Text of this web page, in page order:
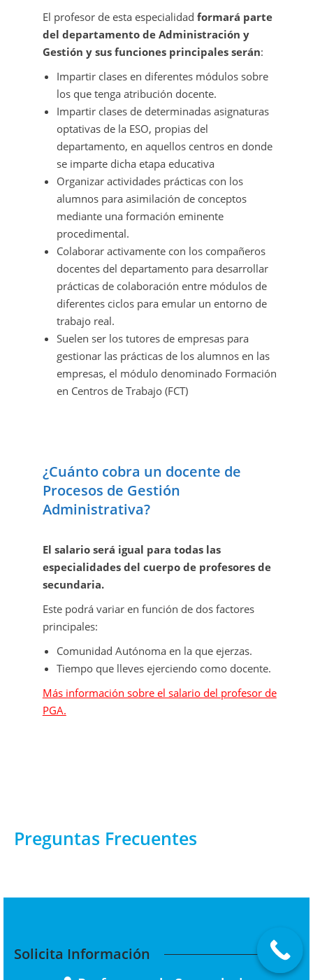
El profesor de esta especialidad formará parte
del departamento de Administración y
Gestión y sus funciones principales serán:
Impartir clases en diferentes módulos sobre
los que tenga atribución docente.
Impartir clases de determinadas asignaturas
optativas de la ESO, propias del
departamento, en aquellos centros en donde
se imparte dicha etapa educativa
Organizar actividades prácticas con los
alumnos para asimilación de conceptos
mediante una formación eminente
procedimental.
Colaborar activamente con los compañeros
docentes del departamento para desarrollar
prácticas de colaboración entre módulos de
diferentes ciclos para emular un entorno de
trabajo real.
Suelen ser los tutores de empresas para
gestionar las prácticas de los alumnos en las
empresas, el módulo denominado Formación
en Centros de Trabajo (FCT)
¿Cuánto cobra un docente de
Procesos de Gestión
Administrativa?
El salario será igual para todas las
especialidades del cuerpo de profesores de
secundaria.
Este podrá variar en función de dos factores
principales:
Comunidad Autónoma en la que ejerzas.
Tiempo que lleves ejerciendo como docente.
Más información sobre el salario del profesor de
PGA.
Preguntas Frecuentes
Solicita Información